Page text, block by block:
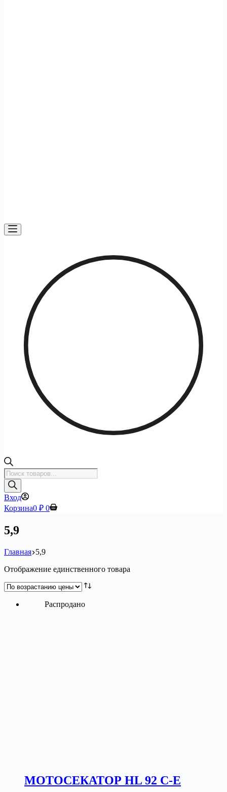
Поиск
товаров
Вход
Корзина0 ₽ 0
5,9
Главная 5,9
Отображение единственного товара
Распродано
МОТОСЕКАТОР HL 92 C-E